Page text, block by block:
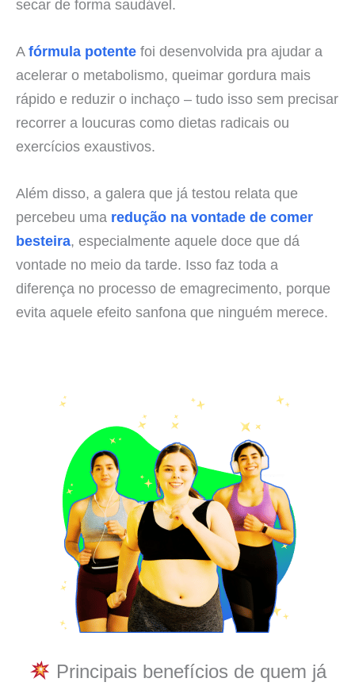
secar de forma saudável.
Afórmula potente foi desenvolvida pra ajudar a
acelerar o metabolismo, queimar gordura mais
rápido e reduzir o inchaço – tudo isso sem precisar
recorrer a loucuras como dietas radicais ou
exercícios exaustivos.
Além disso, a galera que já testou relata que
percebeu uma redução na vontade de comer
besteira, especialmente aquele doce que dá
vontade no meio da tarde. Isso faz toda a
diferença no processo de emagrecimento, porque
evita aquele efeito sanfona que ninguém merece.
Principais benefícios de quem já